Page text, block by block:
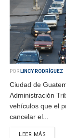
POR LINCY RODRÍGUEZ
Ciudad de
Administración
vehículos que el
cancelar el...
LEER MÁS